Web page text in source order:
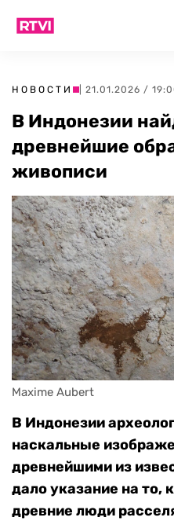
НОВОСТИ | 21.01.2026 /
В Индонезии
древнейшие
живописи
Maxime Aubert
В Индонезии
наскальные
древнейшими из
дало указание на то,
древние люди